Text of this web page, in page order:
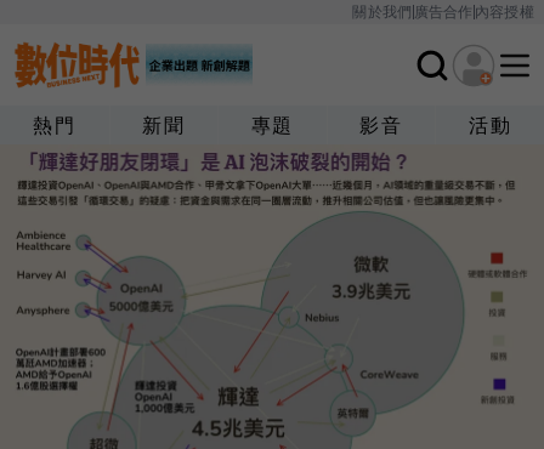
關於我們廣告合作內容授權
熱門 新聞 專題 影音 活動